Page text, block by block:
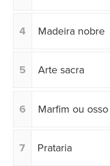
4 Madeira nobre
5 Arte sacra
6 Marfim ou osso
7 Prataria